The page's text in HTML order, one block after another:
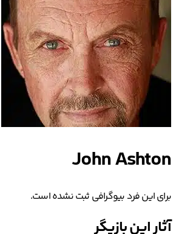
John Ashton
برای این فرد بیوگرافی ثبت نشده است.
آثار این بازیگر